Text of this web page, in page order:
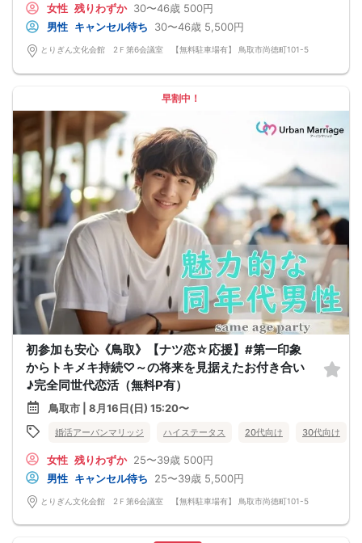
女性 残りわずか 30〜46歳 500円
男性 キャンセル待ち 30〜46歳 5,500円
とりぎん文化会館 2Ｆ第6会議室 【無料駐車場有】 鳥取市尚徳町101-5
早割中！
初参加も安心《鳥取》【ナツ恋☆応援】#第一印象
からトキメキ持続♡～の将来を見据えたお付き合い
♪完全同世代恋活（無料P有）
鳥取市 | 8月16日(日) 15:20〜
婚活アーバンマリッジ ハイステータス 20代向け 30代向け
女性 残りわずか 25〜39歳 500円
男性 キャンセル待ち 25〜39歳 5,500円
とりぎん文化会館 2Ｆ第6会議室 【無料駐車場有】 鳥取市尚徳町101-5